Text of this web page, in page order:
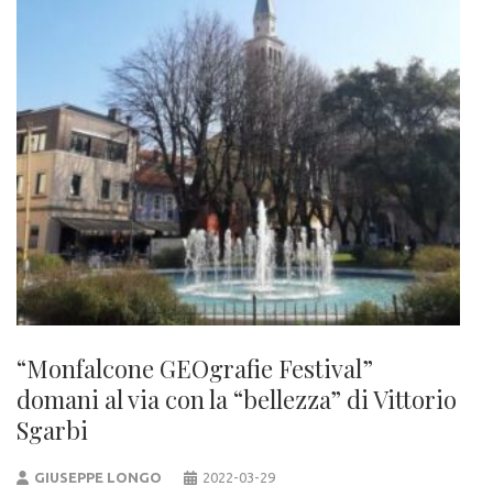
“Monfalcone GEOgrafie Festival”
domani al via con la “bellezza” di Vittorio
Sgarbi
GIUSEPPE LONGO 2022-03-29